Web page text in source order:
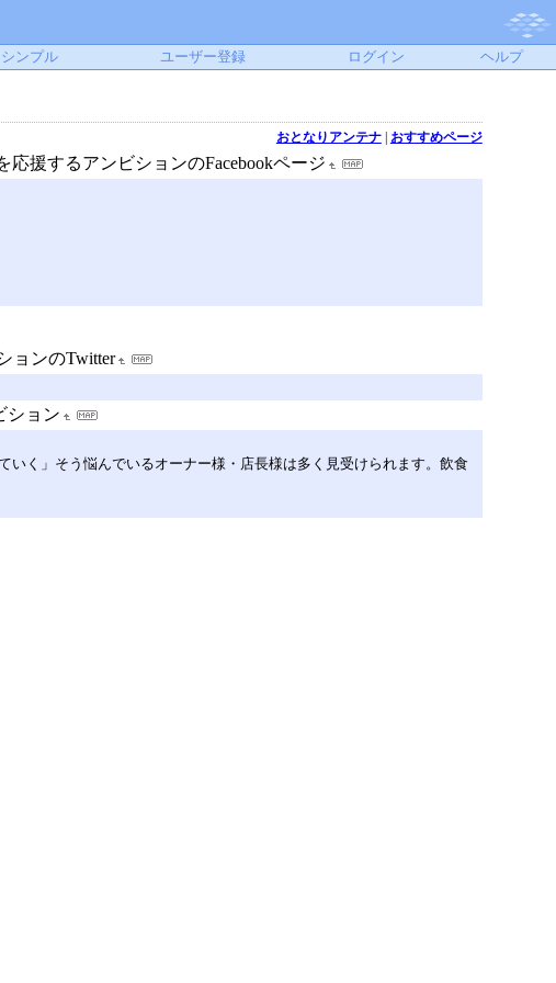
シンプル ユーザー登録 ログイン ヘルプ
おとなりアンテナ| おすすめページ
応援するアンビションのFacebookページ
ョンのTwitter
ション
く」そう悩んでいるオーナー様・店長様は多く見受けられます。飲食